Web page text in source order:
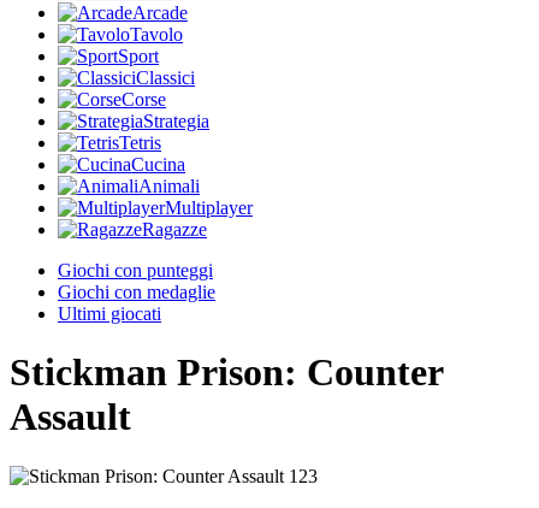
Arcade
Tavolo
Sport
Classici
Corse
Strategia
Tetris
Cucina
Animali
Multiplayer
Ragazze
Giochi con punteggi
Giochi con medaglie
Ultimi giocati
Stickman Prison: Counter
Assault